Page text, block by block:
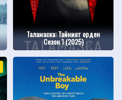
Таламаска: Тайният орден
Сезон 1 (2025)